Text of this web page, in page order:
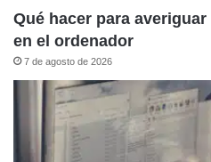
Qué hacer para
en el ordenador
7 de agosto de 2026